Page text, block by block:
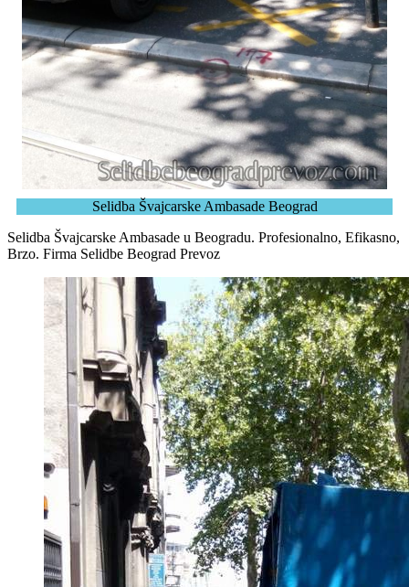
Selidba Švajcarske Ambasade Beograd
Selidba Švajcarske Ambasade u Beogradu. Profesionalno, Efikasno,
Brzo. Firma Selidbe Beograd Prevoz